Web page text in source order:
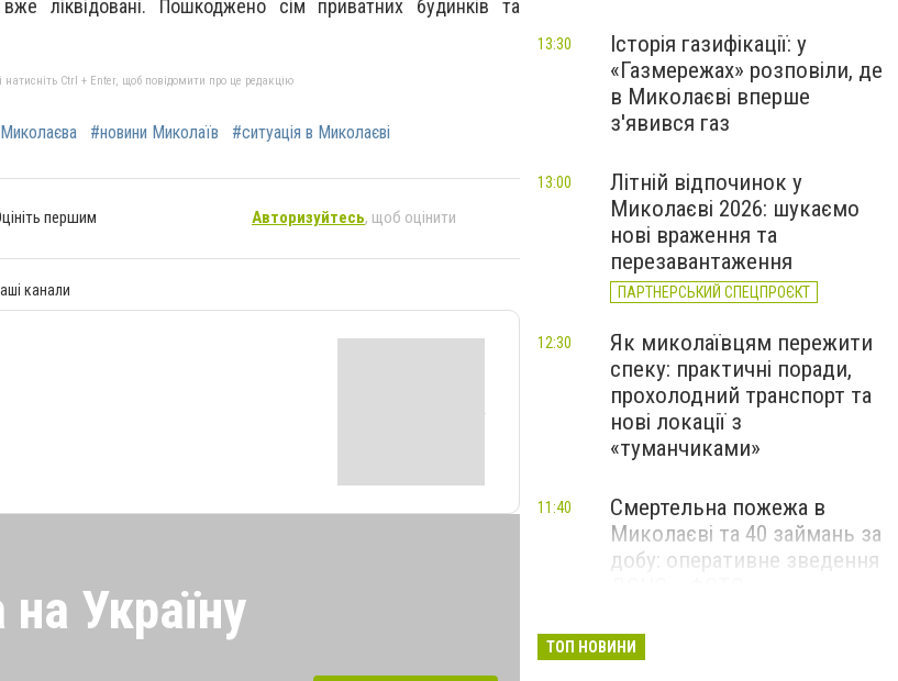
ліквідовані. Пошкоджено сім приватних будинків та
Ctrl + Enter, щоб повідомити про це редакцію
#новини Миколаїв #ситуація в Миколаєві
першим Авторизуйтесь, щоб оцінити
канали
на Україну
Історія газифікації: у
«Газмережах» розповіли, де
в Миколаєві вперше
з'явився газ
13:30
Літній відпочинок у
Миколаєві 2026: шукаємо
нові враження та
перезавантаження
ПАРТНЕРСЬКИЙ СПЕЦПРОЄКТ
13:00
Як миколаївцям пережити
спеку: практичні поради,
прохолодний транспорт та
нові локації з
«туманчиками»
12:30
Смертельна пожежа в
Миколаєві та 40 займань за
добу: оперативне зведення
11:40
Смертельна ДТП за участі
11:00
ТОП НОВИНИ